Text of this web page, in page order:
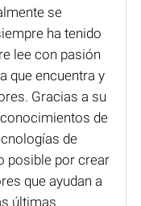
se
ha tenido
lee con pasión
que encuentra y
Gracias a su
de
de
posible por crear
que ayudan a
últimas